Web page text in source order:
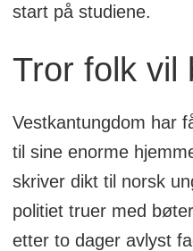
start på studiene.
Tror folk vil
Vestkantungdom har
til sine enorme
skriver dikt til norsk
politiet truer med
etter to dager avlyst